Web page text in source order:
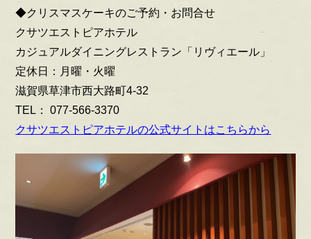
◆クリスマスケーキのご予約・お問合せ
クサツエストピアホテル
カジュアルダイニングレストラン「リヴィエール」
定休日：月曜・火曜
滋賀県草津市西大路町4-32
TEL： 077-566-3370
クサツエストピアホテルの公式サイトはこちらから